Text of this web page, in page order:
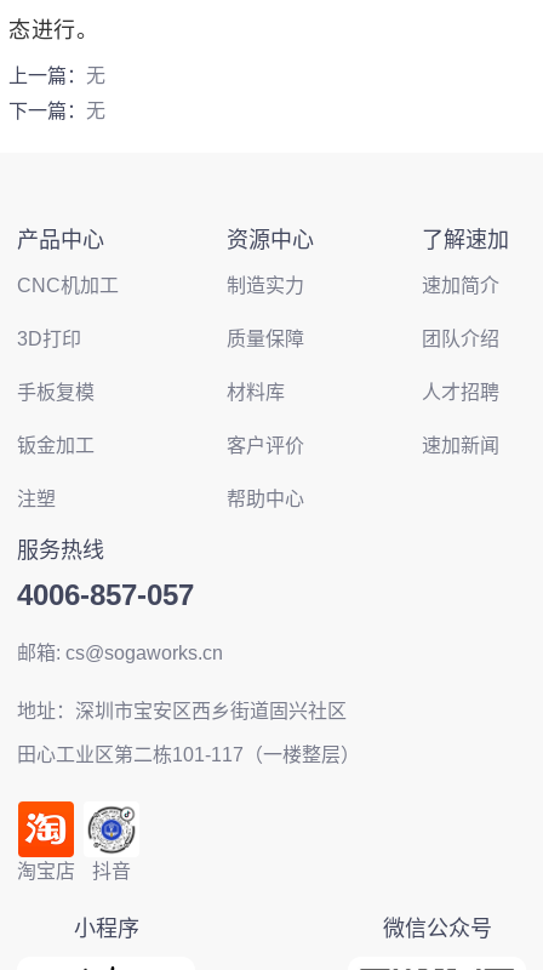
态进行。
上一篇： 无
下一篇： 无
产品中心
CNC机加工
3D打印
手板复模
钣金加工
注塑
资源中心
制造实力
质量保障
材料库
客户评价
帮助中心
了解速加
速加简介
团队介绍
人才招聘
速加新闻
服务热线
4006-857-057
邮箱: cs@sogaworks.cn
地址：深圳市宝安区西乡街道固兴社区
田心工业区第二栋101-117（一楼整层）
淘宝店 抖音
小程序 微信公众号